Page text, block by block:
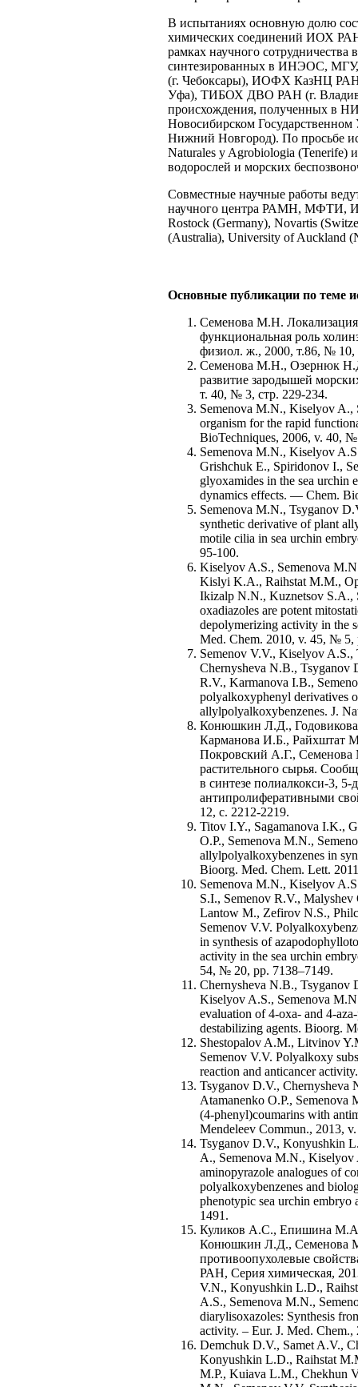
В испытаниях основную долю
химических соединений ИОХ
рамках научного
синтезированных в ИНЭОС, МГУ,
(г. Чебоксары), ИОФХ КазНЦ
Уфа), ТИБОХ ДВО РАН (г.
происхождения, полученных в
Новосибирском
Нижний Новгород). По просьбе
Naturales y Agrobiologia (Tenerife)
водорослей и морских
Совместные научные работы
научного центра РАМН, МФТИ,
Rostock (Germany), Novartis
(Australia), University of Auckland
Основные публикации по теме
Семенова М.Н.
функциональная роль
физиол. ж., 2000, т.86, № 10,
Семенова М.Н., Озернюк
развитие зародышей
т. 40, № 3, стр. 229-234.
Semenova M.N., Kiselyov A.,
organism for the rapid
BioTechniques, 2006, v. 40,
Semenova M.N., Kiselyov
Grishchuk E., Spiridonov I.,
glyoxamides in the sea
dynamics effects. — Chem.
Semenova M.N., Tsyganov
synthetic derivative of plant
motile cilia in sea urchin
95-100.
Kiselyov A.S., Semenova
Kislyi K.A., Raihstat M.M.,
Ikizalp N.N., Kuznetsov S.A.,
oxadiazoles are potent
depolymerizing activity in the
Med. Chem. 2010, v. 45, № 5,
Semenov V.V., Kiselyov
Chernysheva N.B., Tsyganov
R.V., Karmanova I.B.,
polyalkoxyphenyl derivatives
allylpolyalkoxybenzenes. J.
Конюшкин Л.Д.,
Карманова И.Б.,
Покровский А.Г.,
растительного сырья.
в синтезе полиалкокси-3, 5-
антипролиферативными
12, с. 2212-2219.
Titov I.Y., Sagamanova I.K.,
O.P., Semenova M.N.,
allylpolyalkoxybenzenes in
Bioorg. Med. Chem. Lett.
Semenova M.N., Kiselyov
S.I., Semenov R.V.,
Lantow M., Zefirov N.S.,
Semenov V.V.
in synthesis of
activity in the sea urchin
54, № 20, pp. 7138–7149.
Chernysheva N.B., Tsyganov
Kiselyov A.S., Semenova
evaluation of 4-oxa- and 4-
destabilizing agents. Bioorg.
Shestopalov A.M., Litvinov
Semenov V.V. Polyalkoxy
reaction and anticancer
Tsyganov D.V.,
Atamanenko O.P.,
(4-phenyl)coumarins with
Mendeleev Commun., 2013,
Tsyganov D.V., Konyushkin
A., Semenova M.N., Kiselyov
aminopyrazole analogues of
polyalkoxybenzenes and
phenotypic sea urchin embryo
1491.
Куликов А.С., Епишина
Конюшкин Л.Д., Семенова
противоопухолевые
РАН, Cерия химическая,
V.N., Konyushkin L.D.,
A.S., Semenova M.N.,
diarylisoxazoles: Synthesis
activity. – Eur. J. Med. Chem.,
Demchuk D.V., Samet A.V.,
Konyushkin L.D., Raihstat
M.P., Kuiava L.M., Chekhun